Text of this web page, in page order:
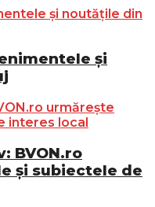
și
BVON.ro
și subiectele de